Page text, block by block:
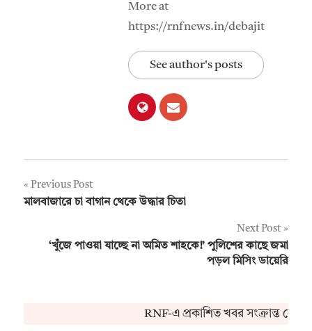
More at
https://rnfnews.in/debajit
See author's posts
Post
Previous Post
মালবাজারে চা বাগান থেকে উদ্ধার চিতা
Next Post
‘খুঁজে পাওয়া যাচ্ছে না অমিত শাহকে!’ পুলিশের কাছে জমা
পড়ল মিসিং ডায়েরি
RNF-এ প্রকাশিত খবর সংক্রান্ত